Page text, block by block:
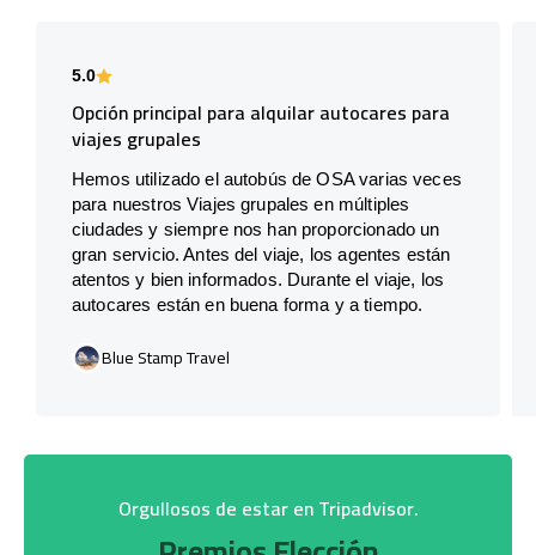
5.0
Opción principal para alquilar autocares para
viajes grupales
Hemos utilizado el autobús de OSA varias veces
para nuestros Viajes grupales en múltiples
ciudades y siempre nos han proporcionado un
gran servicio. Antes del viaje, los agentes están
atentos y bien informados. Durante el viaje, los
autocares están en buena forma y a tiempo.
Blue Stamp Travel
Orgullosos de estar en Tripadvisor.